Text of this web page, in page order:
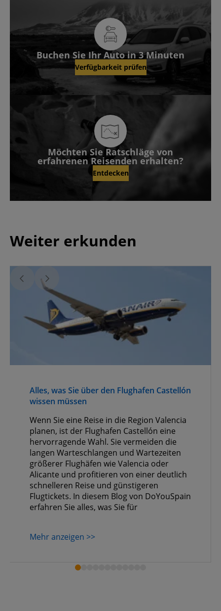
Buchen Sie Ihr Auto in 3 Minuten
Verfügbarkeit prüfen
Möchten Sie Ratschläge von
erfahrenen Reisenden erhalten?
Entdecken
Weiter erkunden
Alles, was Sie über den Flughafen Castellón
wissen müssen
Wenn Sie eine Reise in die Region Valencia
planen, ist der Flughafen Castellón eine
hervorragende Wahl. Sie vermeiden die
langen Warteschlangen und Wartezeiten
größerer Flughäfen wie Valencia oder
Alicante und profitieren von einer deutlich
schnelleren Reise und günstigeren
Flugtickets. In diesem Blog von DoYouSpain
erfahren Sie alles, was Sie für
Mehr anzeigen >>